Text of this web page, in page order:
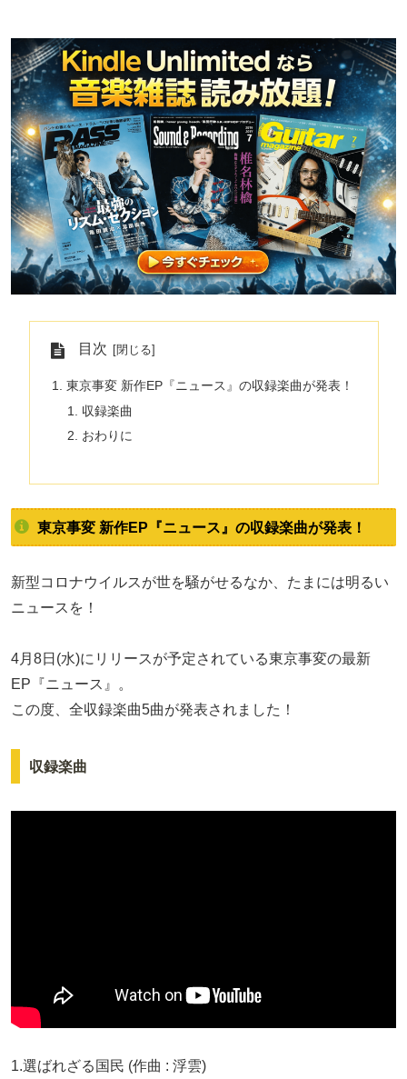
目次
東京事変 新作EP『ニュース』の収録楽曲が発表！
収録楽曲
おわりに
東京事変 新作EP『ニュース』の収録楽曲が発表！
新型コロナウイルスが世を騒がせるなか、たまには明るい
ニュースを！
4月8日(水)にリリースが予定されている東京事変の最新
EP『ニュース』。
この度、全収録楽曲5曲が発表されました！
収録楽曲
1.選ばれざる国民 (作曲 : 浮雲)